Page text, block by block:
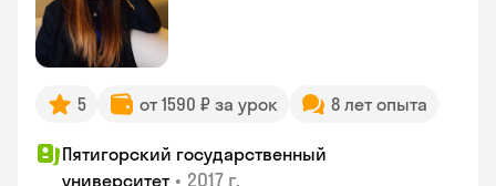
5 от 1590 ₽ за урок 8 лет опыта
Пятигорский государственный
университет • 2017 г.